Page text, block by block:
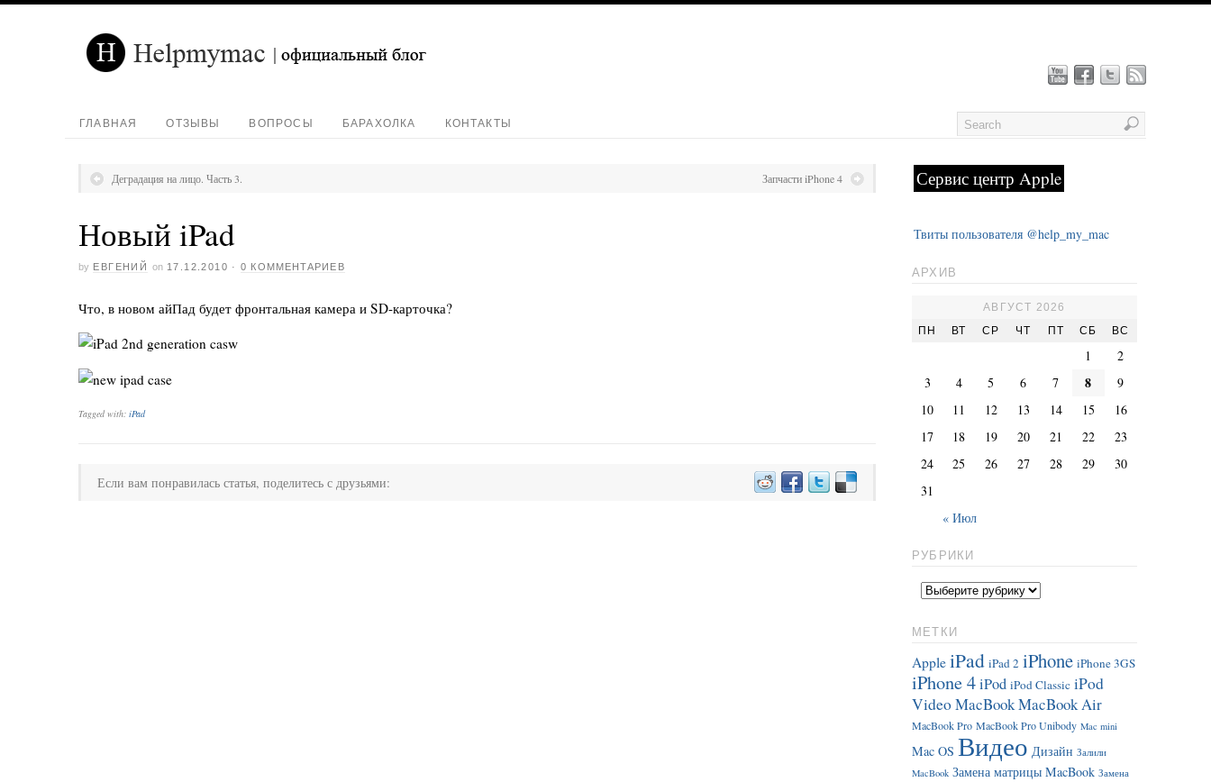
ГЛАВНАЯ ОТЗЫВЫ ВОПРОСЫ БАРАХОЛКА КОНТАКТЫ
Деградация на лицо. Часть 3. Запчасти iPhone 4
Новый iPad
by ЕВГЕНИЙ on 17.12.2010 ·0 КОММЕНТАРИЕВ
Что, в новом айПад будет фронтальная камера и SD-карточка?
Tagged with: iPad
Если вам понравилась статья, поделитесь с друзьями:
Сервис центр Apple
Твиты пользователя @help_my_mac
АРХИВ
АВГУСТ 2026
ПН
ВТ СР ЧТ ПТ СБ ВС
« Июл
1
2
3
4 5 6 7 8
9
10
11 12 13 14 15
16
17
18 19 20 21 22
23
24
25 26 27 28 29
30
31
РУБРИКИ
МЕТКИ
Apple iPad iPad 2 iPhone iPhone 3GS
iPhone 4iPod iPod Classic iPod
VideoMacBookMacBook Air
MacBook Pro MacBook Pro Unibody Mac mini
Mac OS Видео Дизайн Залили
MacBook Замена матрицы MacBook Замена